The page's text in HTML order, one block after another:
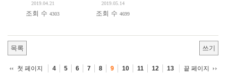
2019.04.21
조회 수4303
2019.05.14
조회 수4699
목록 쓰기
첫 페이지 4 5 6 7 8 9 10 11 12 13 끝 페이지